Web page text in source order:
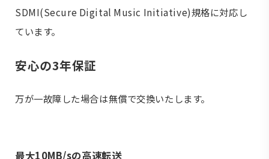
SDMI(Secure Digital Music Initiative)規格に対応し
ています。
安心の3年保証
万が一故障した場合は無償で交換いたします。
最大10MB/sの高速転送